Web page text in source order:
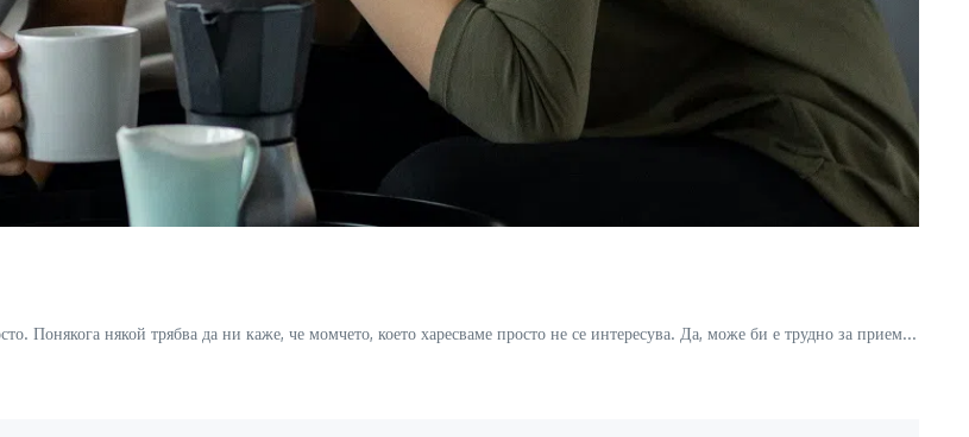
Понякога някой трябва да ни каже, че момчето, което харесваме просто не се интересува. Да, може би е трудно за прием...